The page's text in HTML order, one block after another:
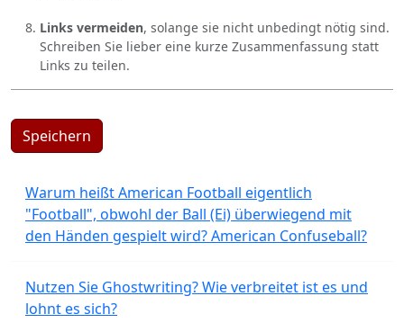
Links vermeiden, solange sie nicht unbedingt nötig sind.
Schreiben Sie lieber eine kurze Zusammenfassung statt
Links zu teilen.
Speichern
Warum heißt American Football eigentlich
"Football", obwohl der Ball (Ei) überwiegend mit
den Händen gespielt wird? American Confuseball?
Nutzen Sie Ghostwriting? Wie verbreitet ist es und
lohnt es sich?